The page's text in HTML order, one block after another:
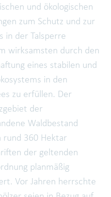
und ökologischen
zum Schutz und zur
in der Talsperre
wirksamsten durch den
eines stabilen und
in den
zu erfüllen. Der
der
Waldbestand
rund 360 Hektar
der geltenden
planmäßig
Vor Jahren herrschte